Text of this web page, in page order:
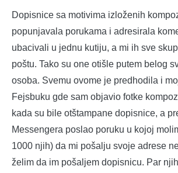
Dopisnice sa motivima izloženih
popunjavala porukama i adresirala
ubacivali u jednu kutiju, a mi ih sve
poštu. Tako su one otišle putem belog
osoba. Svemu ovome je predhodila i
Fejsbuku gde sam objavio fotke
kada su bile otštampane dopisnice, a
Messengera poslao poruku u kojoj
1000 njih) da mi pošalju svoje adrese
želim da im pošaljem dopisnicu. Par